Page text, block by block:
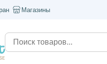
Магазины